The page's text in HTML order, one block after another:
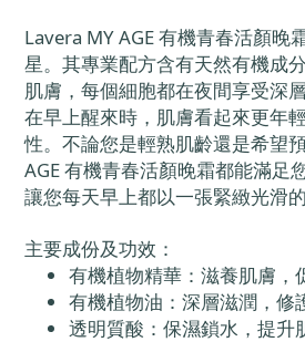
Lavera MY AGE 有機青春活顏晚
星。其專業配方含有天然有機成
肌膚，每個細胞都在夜間享受深
在早上醒來時，肌膚看起來更年
性。不論您是輕熟肌齡還是希望
AGE 有機青春活顏晚霜都能滿足
讓您每天早上都以一張緊緻光滑
主要成份及功效：
有機植物精華：滋養肌膚，
有機植物油：深層滋潤，修
透明質酸：保濕鎖水，提升